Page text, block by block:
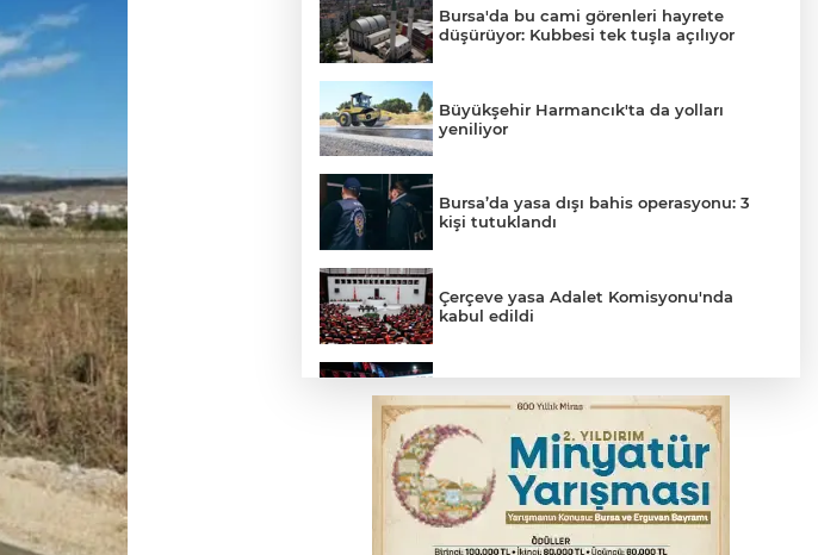
Bursa'da bu cami görenleri hayrete
düşürüyor: Kubbesi tek tuşla açılıyor
Büyükşehir Harmancık'ta da yolları
yeniliyor
Bursa’da yasa dışı bahis operasyonu: 3
kişi tutuklandı
Çerçeve yasa Adalet Komisyonu'nda
kabul edildi
Fetih coşkusu Keles'e taşındı
İnegöl’de yangın paniği! Apartmana
sıçrayan alevler söndürüldü